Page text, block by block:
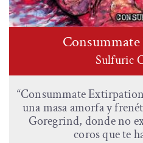
Sulfuric
“Consummate
una masa amorfa y
Goregrind, donde no
coros que te